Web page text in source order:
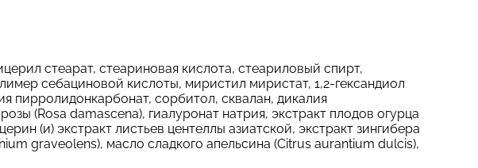
стеарат, стеариновая кислота, стеариловый спирт,
себациновой кислоты, миристил миристат, 1,2-гександиол
пирролидонкарбонат, сорбитол, сквалан, дикалия
(Rosa damascena), гиалуронат натрия, экстракт плодов огурца
(и) экстракт листьев центеллы азиатской, экстракт зингибера
graveolens), масло сладкого апельсина (Citrus aurantium dulcis),